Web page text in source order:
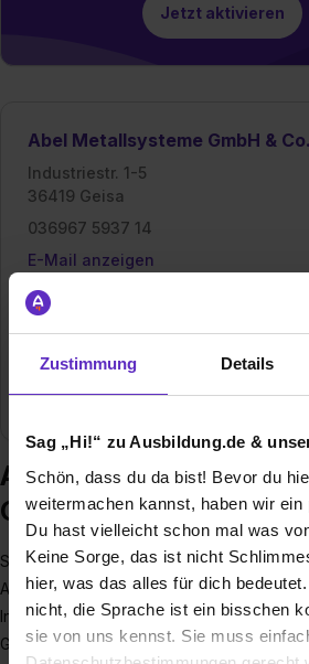
Zustimmung Details
Sag „Hi!“ zu Ausbildung.de &
Schön, dass du da bist! Bevor du
weitermachen kannst, haben wir ein
Du hast vielleicht schon mal was
Keine Sorge, das ist nicht
hier, was das alles für dich
nicht, die Sprache ist ein bisschen
sie von uns kennst. Sie muss
Jetzt aktivieren
Abel Metallsysteme GmbH &
Industriestr. 1-5
36419 Geisa
036967 5937 14
E-Mail anzeigen
Gründungsjahr
Branche Metallverarbeitung,
Ausbildung bei Abel
GmbH & Co. KG
Sicherheit mit Stil seit über 100 Jahren
Abel Metallsysteme steht seit über einem
Innovation und Tradition am Standort
Generation sind wir führend in den